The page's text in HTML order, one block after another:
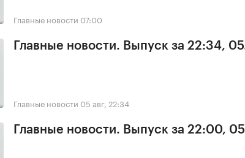
Главные новости 07:00
Главные новости. Выпуск за 22:34,
Главные новости 05 авг, 22:34
Главные новости. Выпуск за 22:00,